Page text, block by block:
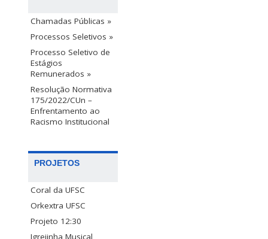
Chamadas Públicas »
Processos Seletivos »
Processo Seletivo de
Estágios
Remunerados »
Resolução Normativa
175/2022/CUn –
Enfrentamento ao
Racismo Institucional
PROJETOS
Coral da UFSC
Orkextra UFSC
Projeto 12:30
Igrejinha Musical